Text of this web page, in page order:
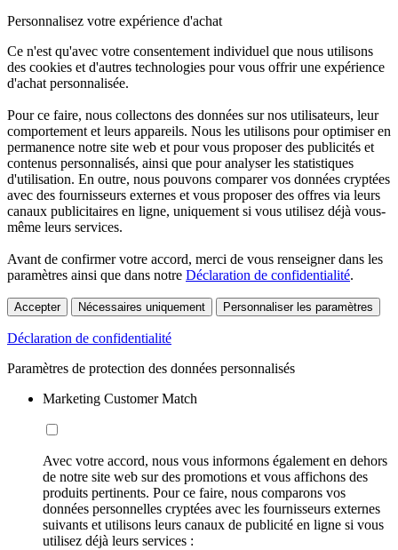
Personnalisez votre expérience d'achat
Ce n'est qu'avec votre consentement individuel que nous utilisons
des cookies et d'autres technologies pour vous offrir une expérience
d'achat personnalisée.
Pour ce faire, nous collectons des données sur nos utilisateurs, leur
comportement et leurs appareils. Nous les utilisons pour optimiser en
permanence notre site web et pour vous proposer des publicités et
contenus personnalisés, ainsi que pour analyser les statistiques
d'utilisation. En outre, nous pouvons comparer vos données cryptées
avec des fournisseurs externes et vous proposer des offres via leurs
canaux publicitaires en ligne, uniquement si vous utilisez déjà vous-
même leurs services.
Avant de confirmer votre accord, merci de vous renseigner dans les
paramètres ainsi que dans notre Déclaration de confidentialité.
Accepter Nécessaires uniquement Personnaliser les paramètres
Déclaration de confidentialité
Paramètres de protection des données personnalisés
Marketing Customer Match
Avec votre accord, nous vous informons également en dehors
de notre site web sur des promotions et vous affichons des
produits pertinents. Pour ce faire, nous comparons vos
données personnelles cryptées avec les fournisseurs externes
suivants et utilisons leurs canaux de publicité en ligne si vous
utilisez déjà leurs services :